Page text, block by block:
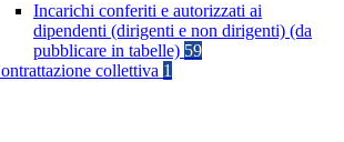
Incarichi conferiti e autorizzati ai
dipendenti (dirigenti e non dirigenti) (da
pubblicare in tabelle) 59
collettiva 1